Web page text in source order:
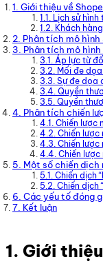
1. Giới thiệu về
1.1. Lịch sử
1.2. Khách
2. Phân tích mô hình
3. Phân tích mô
3.1. Áp lực từ
3.2. Mối đe
3.3. Sự đe dọa
3.4. Quyền
3.5. Quyền
4. Phân tích chiến
4.1. Chiến lược
4.2. Chiến lược
4.3. Chiến lược
4.4. Chiến lược
5. Một số chiến dịch
5.1. Chiến dịch
5.2. Chiến dịch
6. Các yếu tố đóng
7. Kết luận
1. Giới